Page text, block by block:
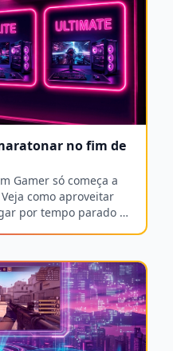
no fim de
Gamer só começa a
como aproveitar
por tempo parado à